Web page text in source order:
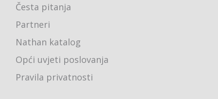
Česta pitanja
Partneri
Nathan katalog
Opći uvjeti poslovanja
Pravila privatnosti